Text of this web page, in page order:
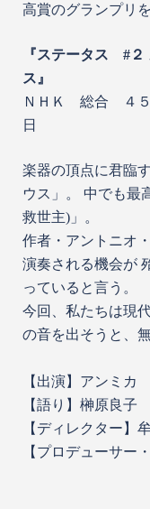
高賞のグランプリ
『ステータス #２
ス』
ＮＨＫ 総合 ４５
日
楽器の頂点に君臨
ウス」。 中でも最
救世主)」。
作者・アントニオ
演奏される機会が
っていると言う。
今回、私たちは現
の音を出そうと、
【出演】アンミ
【語り】榊原良子
【ディレクター】
【プロデューサー